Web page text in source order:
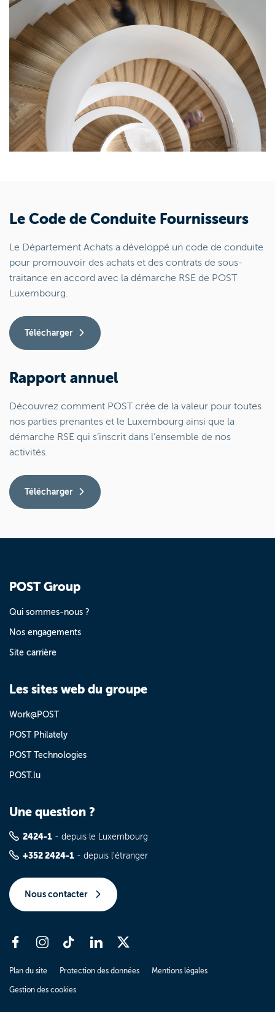
Le Code de Conduite Fournisseurs
Le Département Achats a développé un code de conduite
pour promouvoir des achats et des contrats de sous-
traitance en accord avec la démarche RSE de POST
Luxembourg.
Télécharger
Rapport annuel
Découvrez comment POST crée de la valeur pour toutes
nos parties prenantes et le Luxembourg ainsi que la
démarche RSE qui s’inscrit dans l’ensemble de nos
activités.
Télécharger
POST Group
Qui sommes-nous ?
Nos engagements
Site carrière
Les sites web du groupe
Work@POST
POST Philately
POST Technologies
POST.lu
Une question ?
2424-1 - depuis le Luxembourg
+352 2424-1 - depuis l'étranger
Nous contacter
Plan du site Protection des données Mentions légales
Gestion des cookies